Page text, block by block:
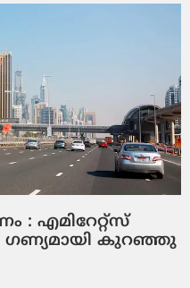
: എമിറേറ്റ്സ്
കുറഞ്ഞു